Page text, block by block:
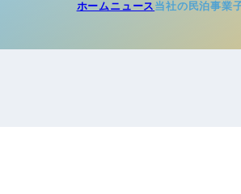
プロフィール
よくあるご質
ホームニュース 当社の民泊事業